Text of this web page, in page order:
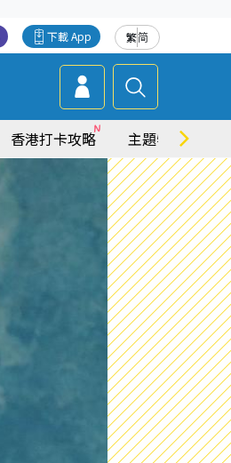
繁简
下載 App
香港打卡攻略 主題特集